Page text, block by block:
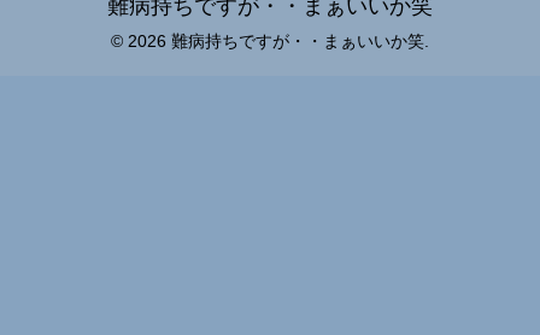
難病持ちですが・・まぁいいか笑
© 2026 難病持ちですが・・まぁいいか笑.